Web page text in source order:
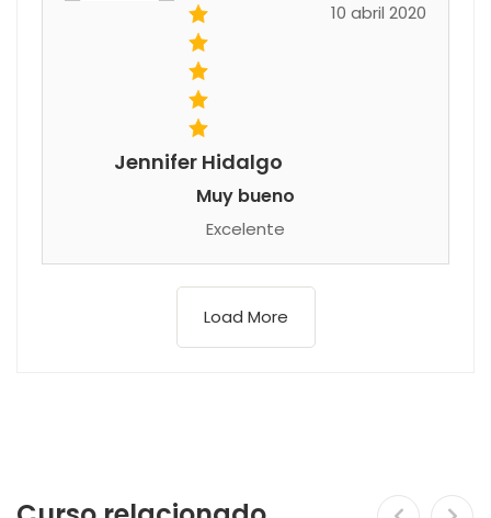
Jennifer Hidalgo
10 abril 2020
Muy bueno
Excelente
Load More